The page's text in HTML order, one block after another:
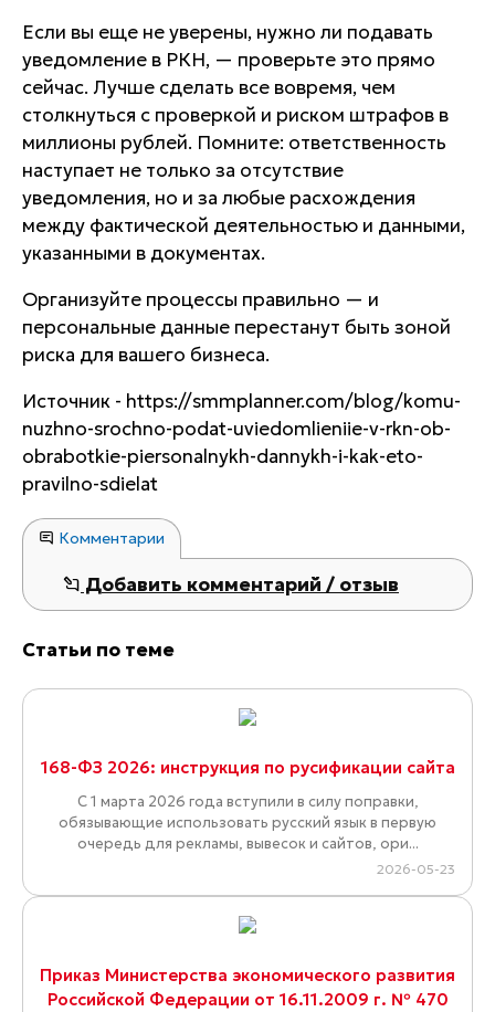
Если вы еще не уверены, нужно ли подавать
уведомление в РКН, — проверьте это прямо
сейчас. Лучше сделать все вовремя, чем
столкнуться с проверкой и риском штрафов в
миллионы рублей. Помните: ответственность
наступает не только за отсутствие
уведомления, но и за любые расхождения
между фактической деятельностью и данными,
указанными в документах.
Организуйте процессы правильно — и
персональные данные перестанут быть зоной
риска для вашего бизнеса.
Источник - https://smmplanner.com/blog/komu-
nuzhno-srochno-podat-uviedomlieniie-v-rkn-ob-
obrabotkie-piersonalnykh-dannykh-i-kak-eto-
pravilno-sdielat
Комментарии
Добавить комментарий / отзыв
Статьи по теме
168-ФЗ 2026: инструкция по русификации сайта
С 1 марта 2026 года вступили в силу поправки,
обязывающие использовать русский язык в первую
очередь для рекламы, вывесок и сайтов, ори...
2026-05-23
Приказ Министерства экономического развития
Российской Федерации от 16.11.2009 г. № 470